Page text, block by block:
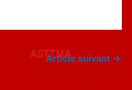
Article suivant →